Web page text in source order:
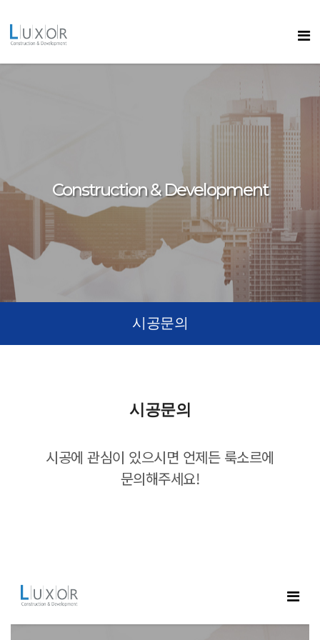
바로가기
Construction & Development
시공문의
시공문의
시공에 관심이 있으시면 언제든 룩소르에
문의해주세요!